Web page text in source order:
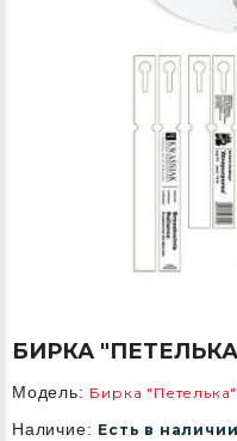
БИРКА
Модель: Бирка "Петелька"
Наличие: Есть в наличии